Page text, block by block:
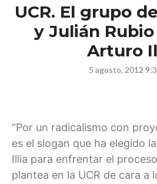
UCR. El grupo
y Julián
Arturo
5 agosto, 2012
“Por un radicalismo con
es el slogan que ha elegido
Illia para enfrentar el
plantea en la UCR de cara a